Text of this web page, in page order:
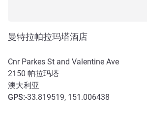
曼特拉帕拉玛塔酒店
Cnr Parkes St and Valentine Ave
2150 帕拉玛塔
澳大利亚
GPS:-33.819519, 151.006438